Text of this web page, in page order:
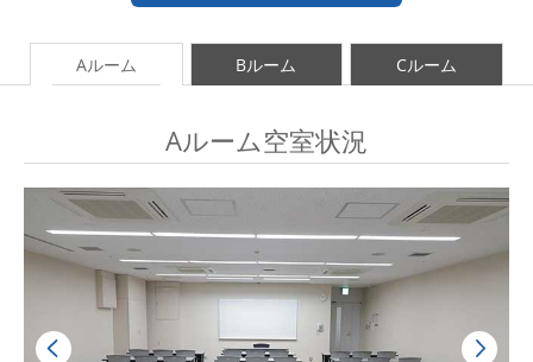
Aルーム Bルーム Cルーム
Aルーム空室状況